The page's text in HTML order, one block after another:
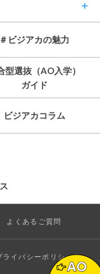
＃ビジアカの魅力
型選抜（AO入学）
ガイド
ビジアカコラム
よくあるご質問
ライバシーポリシー